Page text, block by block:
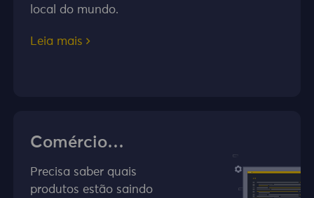
local do mundo.
Leia mais
Comércio
eletrônico
Precisa saber quais
produtos estão saindo